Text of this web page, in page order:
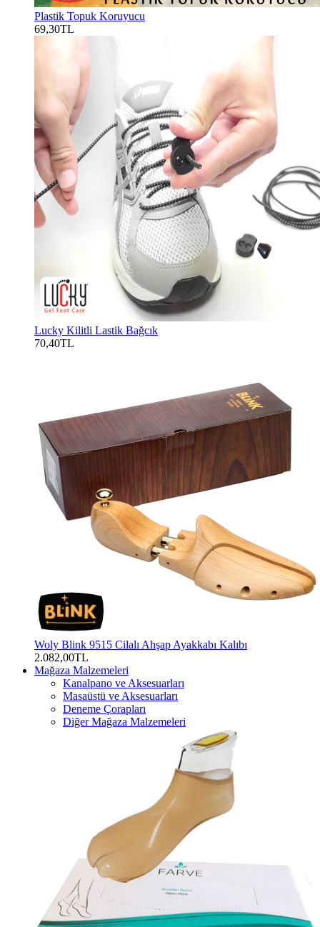
Plastik Topuk Koruyucu
69,30TL
Lucky Kilitli Lastik Bağcık
70,40TL
Woly Blink 9515 Cilalı Ahşap Ayakkabı Kalıbı
2.082,00TL
Mağaza Malzemeleri
Kanalpano ve Aksesuarları
Masaüstü ve Aksesuarları
Deneme Çorapları
Diğer Mağaza Malzemeleri